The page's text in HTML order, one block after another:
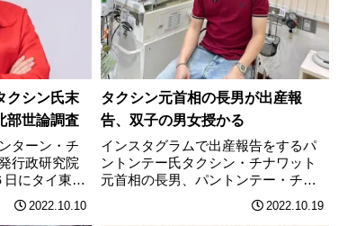
クシン氏末
世論調査
ターン・チ
行政研究院
日にタイ東北
人を対象に
次の首相に
2022.10.10
タクシン元首相の長男が出産報
告、双子の男女授かる
インスタグラムで出産報告をするパ
ントンテー氏タクシン・チナワット
元首相の長男、パントンテー・チナ
ワット氏（42）は10月18日、妻が双
子の男女を出産したことをソーシャ
2022.10.19